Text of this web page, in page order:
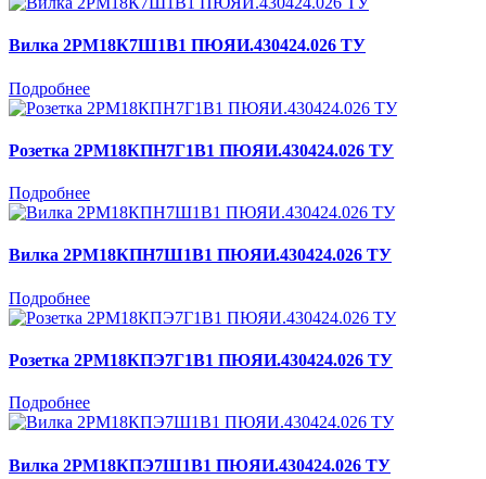
Вилка 2РМ18К7Ш1В1 ПЮЯИ.430424.026 ТУ
Подробнее
Розетка 2РМ18КПН7Г1В1 ПЮЯИ.430424.026 ТУ
Подробнее
Вилка 2РМ18КПН7Ш1В1 ПЮЯИ.430424.026 ТУ
Подробнее
Розетка 2РМ18КПЭ7Г1В1 ПЮЯИ.430424.026 ТУ
Подробнее
Вилка 2РМ18КПЭ7Ш1В1 ПЮЯИ.430424.026 ТУ